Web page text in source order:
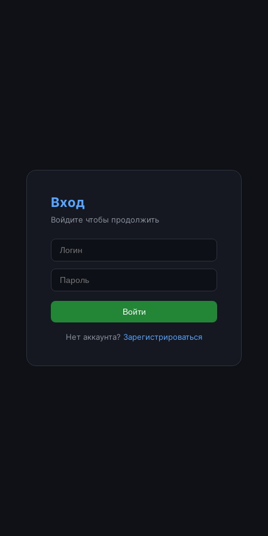
Вход
Войдите чтобы продолжить
Войти
Нет аккаунта? Зарегистрироваться